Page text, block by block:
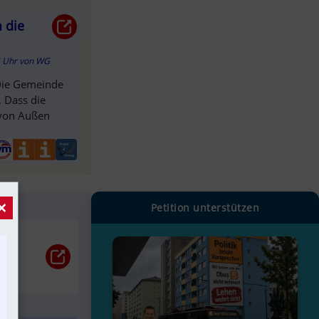
die
Uhr von WG
Gemeinde
Dass die
Außen
Petition unterstützen